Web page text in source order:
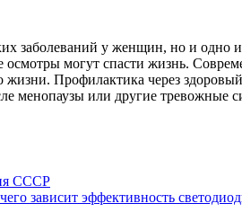
заболеваний у женщин, но и одно
могут спасти жизнь.
жизни. Профилактика через
менопаузы или другие тревожные
СССР
зависит эффективность